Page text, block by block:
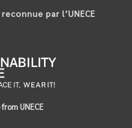
par l’UNECE
UNECE